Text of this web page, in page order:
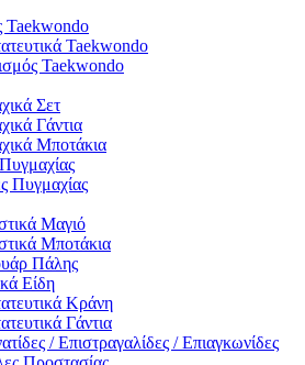
Taekwondo
Taekwondo
Taekwondo
Σετ
Γάντια
Μποτάκια
Πυγμαχίας
Μαγιό
Μποτάκια
Πάλης
Είδη
Κράνη
Γάντια
/ Επιστραγαλίδες / Επιαγκωνίδες